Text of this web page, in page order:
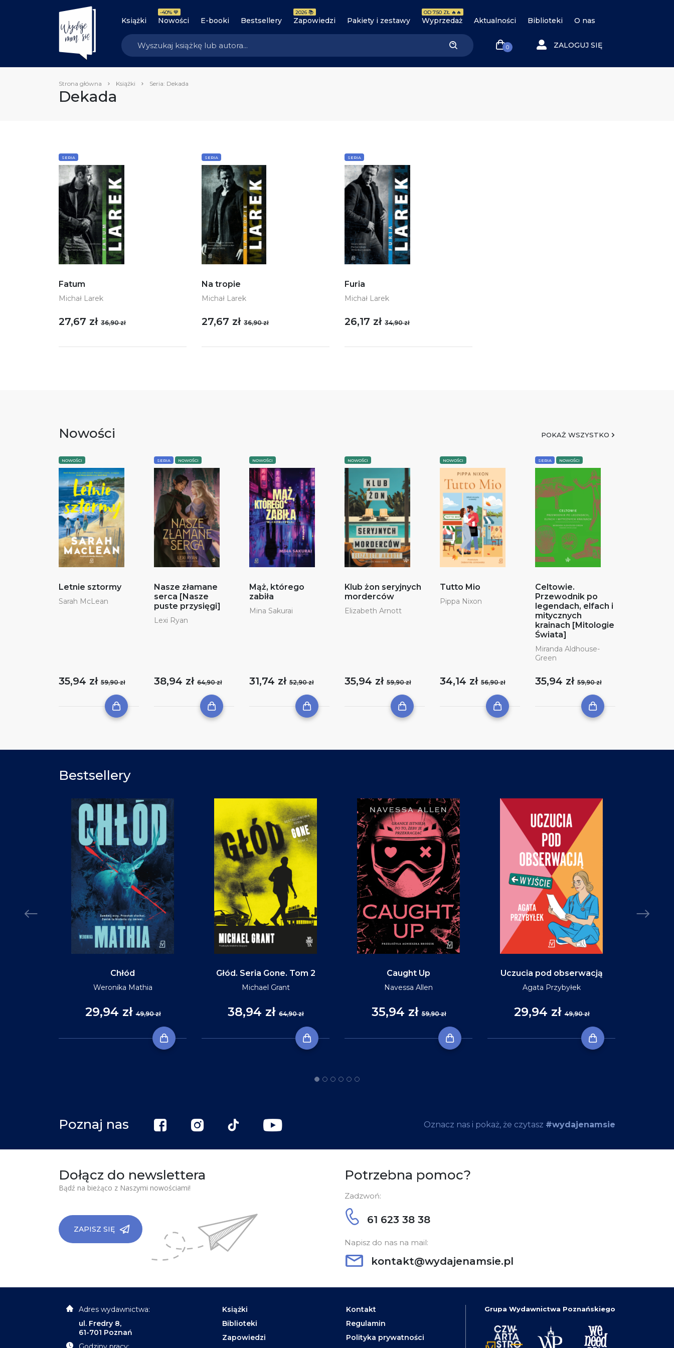
Książki Nowości
-40% 💙
E-booki Bestsellery Zapowiedzi
2026 📚
Pakiety i zestawy Wyprzedaż
OD 7.50 ZŁ 🔥🔥
Aktualności Biblioteki O nas
0 ZALOGUJ SIĘ
Strona główna Książki Seria: Dekada
Dekada
SERIA
Fatum
Michał Larek
27,67 zł 36,90 zł
SERIA
Na tropie
Michał Larek
27,67 zł 36,90 zł
SERIA
Furia
Michał Larek
26,17 zł 34,90 zł
Nowości POKAŻ WSZYSTKO
NOWOŚCI
Letnie sztormy
Sarah McLean
35,94 zł 59,90 zł
SERIA NOWOŚCI
Nasze złamane
serca [Nasze
puste przysięgi]
Lexi Ryan
38,94 zł 64,90 zł
NOWOŚCI
Mąż, którego
zabiła
Mina Sakurai
31,74 zł 52,90 zł
NOWOŚCI
Klub żon seryjnych
morderców
Elizabeth Arnott
35,94 zł 59,90 zł
NOWOŚCI
Tutto Mio
Pippa Nixon
34,14 zł 56,90 zł
SERIA NOWOŚCI
Celtowie.
Przewodnik po
legendach, elfach i
mitycznych
krainach [Mitologie
Świata]
Miranda Aldhouse-
Green
35,94 zł 59,90 zł
Bestsellery
Chłód
Weronika Mathia
29,94 zł49,90 zł
Głód. Seria Gone. Tom 2
Michael Grant
38,94 zł 64,90 zł
Caught Up
Navessa Allen
35,94 zł59,90 zł
Uczucia pod obserwacją
Agata Przybyłek
29,94 zł49,90 zł
Poznaj nas Oznacz nas i pokaż, że czytasz #wydajenamsie
Dołącz do newslettera
Bądź na bieżąco z Naszymi nowościami!
ZAPISZ SIĘ
Potrzebna pomoc?
Zadzwoń:
61 623 38 38
Napisz do nas na mail:
kontakt@wydajenamsie.pl
Adres wydawnictwa:
ul. Fredry 8,
61-701 Poznań
Książki
Biblioteki
Zapowiedzi
Kontakt
Regulamin
Polityka prywatności
Grupa Wydawnictwa Poznańskiego